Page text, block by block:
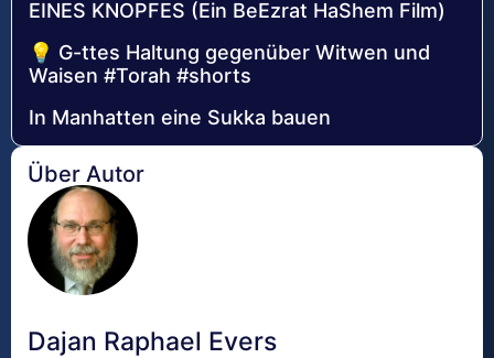
EINES KNOPFES (Ein BeEzrat HaShem Film)
💡 G-ttes Haltung gegenüber Witwen und
Waisen #Torah #shorts
In Manhatten eine Sukka bauen
Über Autor
Dajan Raphael Evers